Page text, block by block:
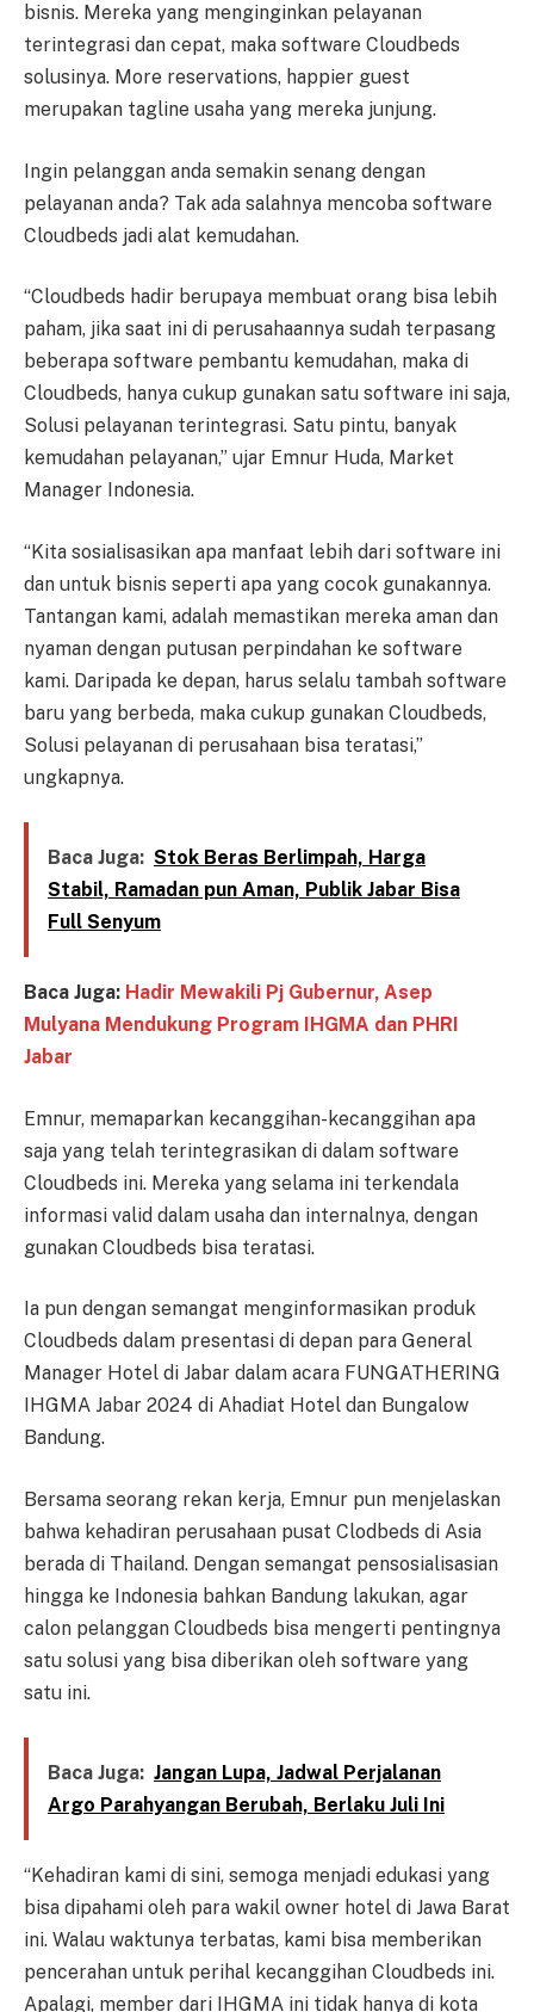
bisnis. Mereka yang menginginkan pelayanan
terintegrasi dan cepat, maka software Cloudbeds
solusinya. More reservations, happier guest
merupakan tagline usaha yang mereka junjung.
Ingin pelanggan anda semakin senang dengan
pelayanan anda? Tak ada salahnya mencoba software
Cloudbeds jadi alat kemudahan.
“Cloudbeds hadir berupaya membuat orang bisa lebih
paham, jika saat ini di perusahaannya sudah terpasang
beberapa software pembantu kemudahan, maka di
Cloudbeds, hanya cukup gunakan satu software ini saja,
Solusi pelayanan terintegrasi. Satu pintu, banyak
kemudahan pelayanan,” ujar Emnur Huda, Market
Manager Indonesia.
“Kita sosialisasikan apa manfaat lebih dari software ini
dan untuk bisnis seperti apa yang cocok gunakannya.
Tantangan kami, adalah memastikan mereka aman dan
nyaman dengan putusan perpindahan ke software
kami. Daripada ke depan, harus selalu tambah software
baru yang berbeda, maka cukup gunakan Cloudbeds,
Solusi pelayanan di perusahaan bisa teratasi,”
ungkapnya.
Baca Juga: Stok Beras Berlimpah, Harga
Stabil, Ramadan pun Aman, Publik Jabar Bisa
Full Senyum
Baca Juga: Hadir Mewakili Pj Gubernur, Asep
Mulyana Mendukung Program IHGMA dan PHRI
Jabar
Emnur, memaparkan kecanggihan-kecanggihan apa
saja yang telah terintegrasikan di dalam software
Cloudbeds ini. Mereka yang selama ini terkendala
informasi valid dalam usaha dan internalnya, dengan
gunakan Cloudbeds bisa teratasi.
Ia pun dengan semangat menginformasikan produk
Cloudbeds dalam presentasi di depan para General
Manager Hotel di Jabar dalam acara FUNGATHERING
IHGMA Jabar 2024 di Ahadiat Hotel dan Bungalow
Bandung.
Bersama seorang rekan kerja, Emnur pun menjelaskan
bahwa kehadiran perusahaan pusat Clodbeds di Asia
berada di Thailand. Dengan semangat pensosialisasian
hingga ke Indonesia bahkan Bandung lakukan, agar
calon pelanggan Cloudbeds bisa mengerti pentingnya
satu solusi yang bisa diberikan oleh software yang
satu ini.
Baca Juga: Jangan Lupa, Jadwal Perjalanan
Argo Parahyangan Berubah, Berlaku Juli Ini
“Kehadiran kami di sini, semoga menjadi edukasi yang
bisa dipahami oleh para wakil owner hotel di Jawa Barat
ini. Walau waktunya terbatas, kami bisa memberikan
pencerahan untuk perihal kecanggihan Cloudbeds ini.
Apalagi, member dari IHGMA ini tidak hanya di kota